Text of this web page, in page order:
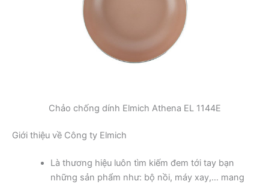
Chảo chống dính Elmich Athena EL 1144E
Giới thiệu về Công ty Elmich
Là thương hiệu luôn tìm kiếm đem tới tay bạn
những sản phẩm như: bộ nồi, máy xay,… mang